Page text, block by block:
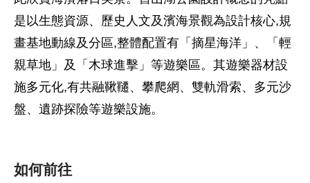
是以生態資源、歷史人文及濱海景觀為設計核心,規
畫基地動線及分區,整體配置有「摘星海洋」、「輕
親草地」及「木球進擊」等遊樂區。其遊樂器材設
施多元化,有共融鞦韆、攀爬網、雙軌滑索、多元沙
盤、遺跡探險等遊樂設施。
如何前往